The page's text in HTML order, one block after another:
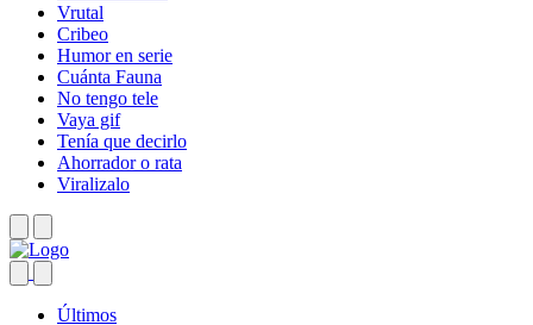
Vrutal
Cribeo
Humor en serie
Cuánta Fauna
No tengo tele
Vaya gif
Tenía que decirlo
Ahorrador o rata
Viralizalo
Últimos